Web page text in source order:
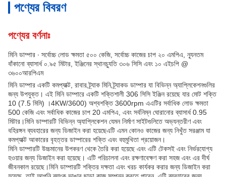
পণ্যের বিবরণ
পণ্যের বর্ণনাঃ
মিনি ডাম্পার ∙ সর্বোচ্চ লোড ক্ষমতা ৫০০ কেজি, সর্বোচ্চ কাজের চাপ ২০ এমপিএ, ন্যূনতম
বাঁকানো ব্যাসার্ধ ০.৯৫ মিটার, ইঞ্জিনের স্থানচ্যুতি ৩০৬ সিসি এবং ১০ এইচপি @
৩৬০০আরপিএম
মিনি ডাম্পার একটি কমপ্যাক্ট, রাবার ট্র্যাক মিনি ট্র্যাকড ডাম্পার যা বিভিন্ন অ্যাপ্লিকেশনগুলির
জন্য উপযুক্ত। এই মিনি ডাম্পারে একটি শক্তিশালী 306 সিসি ইঞ্জিন রয়েছে যার মোট শক্তি
10 (7.5 মিমি) ।4KW/3600) অশ্বশক্তি 3600rpm এএটির সর্বাধিক লোড ক্ষমতা
500 কেজি এবং সর্বাধিক কাজের চাপ 20 এমপিএ, এবং সর্বনিম্ন ঘোরানোর ব্যাসার্ধ 0.95
মিটার।মিনি ডাম্পারটি বিভিন্ন অ্যাপ্লিকেশন যেমন নির্মাণ সাইটগুলিতে অভ্যন্তরীণ এবং
বহিরঙ্গন ব্যবহারের জন্য ডিজাইন করা হয়েছেএটি এমন কোনও কাজের জন্য নিখুঁত সরঞ্জাম যা
কমপ্যাক্ট আকারের বৃহত্তর ডাম্পারের শক্তি এবং বহুমুখিতা প্রয়োজন।
মিনি ডাম্পারটি উচ্চমানের উপকরণ থেকে তৈরি করা হয়েছে এবং এটি টেকসই এবং নির্ভরযোগ্য
হওয়ার জন্য ডিজাইন করা হয়েছে। এটি পরিচালনা এবং রক্ষণাবেক্ষণ করা সহজ এবং এর দীর্ঘ
জীবনকাল রয়েছে।মিনি ডাম্পারটি শক্তির দক্ষতা এবং খরচ কার্যকর করার জন্য ডিজাইন করা